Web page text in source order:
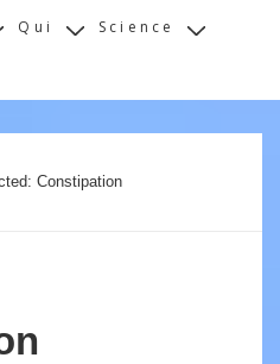
Qui Science
Constipation